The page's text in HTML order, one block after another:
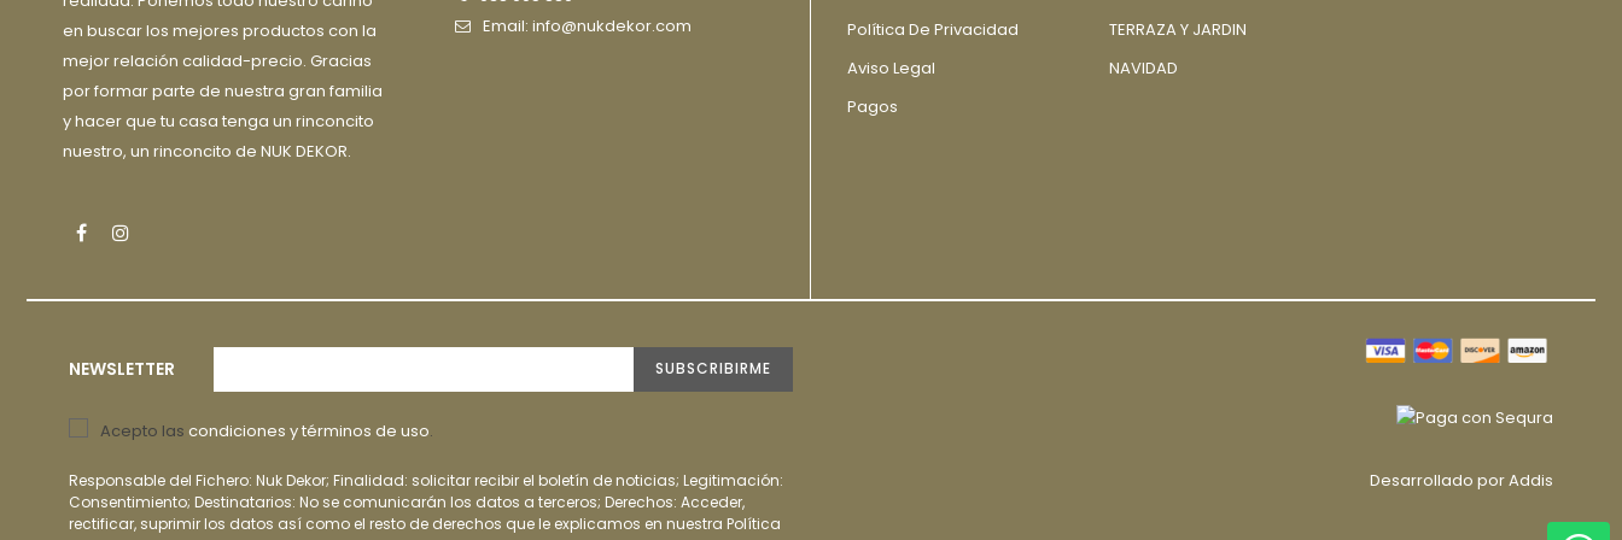
en buscar los mejores productos con la
mejor relación calidad-precio. Gracias
por formar parte de nuestra gran familia
y hacer que tu casa tenga un rinconcito
nuestro, un rinconcito de NUK DEKOR.
Facebook
Email: info@nukdekor.com
Política De Privacidad
Aviso Legal
Pagos
TERRAZA Y JARDIN
NAVIDAD
NEWSLETTER SUBSCRIBIRME
Acepto las condiciones y términos de uso.
Responsable del Fichero: Nuk Dekor; Finalidad: solicitar recibir el boletín de noticias; Legitimación:
Consentimiento; Destinatarios: No se comunicarán los datos a terceros; Derechos: Acceder,
rectificar, suprimir los datos así como el resto de derechos que le explicamos en nuestra Política
Desarrollado porAddis